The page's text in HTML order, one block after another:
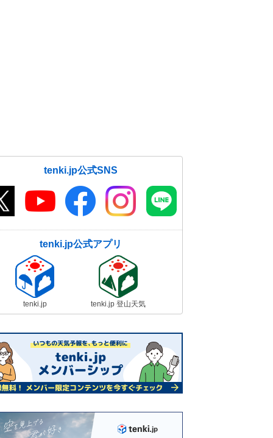
tenki.jp公式SNS
tenki.jp公式アプリ
tenki.jp tenki.jp 登山天気